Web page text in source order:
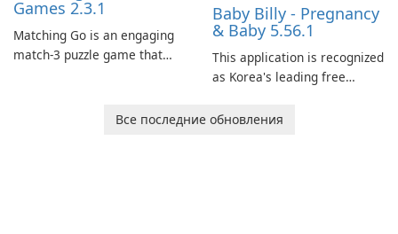
Games 2.3.1
Matching Go is an engaging
match-3 puzzle game that
Ollie, on an adventurous
Baby Billy - Pregnancy
& Baby 5.56.1
This application is recognized
as Korea's leading free
baby tracking, offering
Все последние обновления